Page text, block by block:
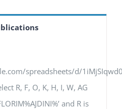
spreadsheets/d/
R, F, O, K, H, I, W, AG
and R is